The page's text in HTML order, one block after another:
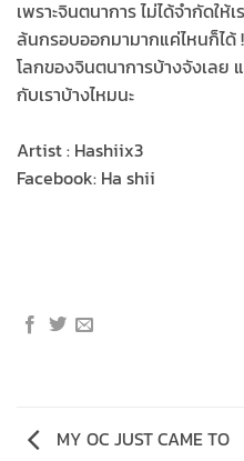
เพราะจินตนาการ ไม่ได้จำกัดให้
ล้นกรอบออกมามากแค่ไหนก็ได้
โลกของจินตนาการบ้างจังเลย
กับเราบ้างไหมนะ
Artist : Hashiix3
Facebook: Ha shii
MY OC JUST CAME TO